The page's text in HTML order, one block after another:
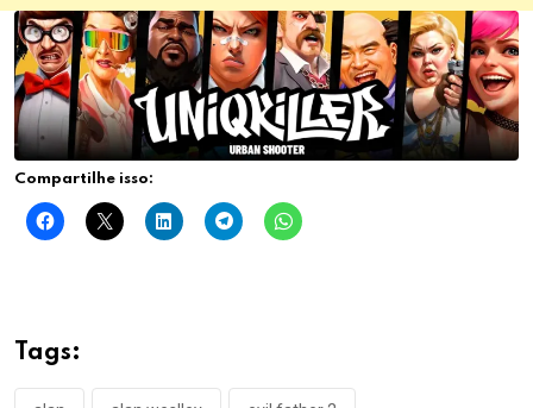
Compartilhe isso:
da Colheira Maldita para
terror para Android e Ios